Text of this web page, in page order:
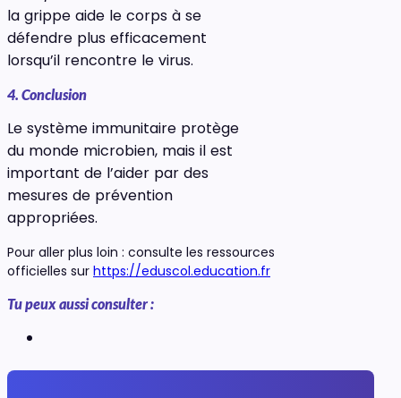
la grippe aide le corps à se
défendre plus efficacement
lorsqu’il rencontre le virus.
4. Conclusion
Le système immunitaire protège
du monde microbien, mais il est
important de l’aider par des
mesures de prévention
appropriées.
Pour aller plus loin : consulte les ressources
officielles sur https://eduscol.education.fr
Tu peux aussi consulter :